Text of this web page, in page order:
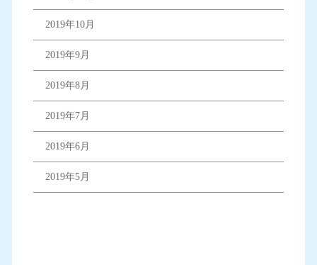
2019年10月
2019年9月
2019年8月
2019年7月
2019年6月
2019年5月